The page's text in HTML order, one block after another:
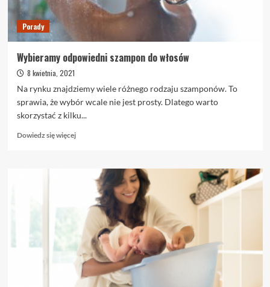
Porady
Wybieramy odpowiedni szampon do włosów
8 kwietnia, 2021
Na rynku znajdziemy wiele różnego rodzaju szamponów. To
sprawia, że wybór wcale nie jest prosty. Dlatego warto
skorzystać z kilku...
Dowiedz się więcejDowiedz
Wybieramy
odpowiedni
szampon
włosów